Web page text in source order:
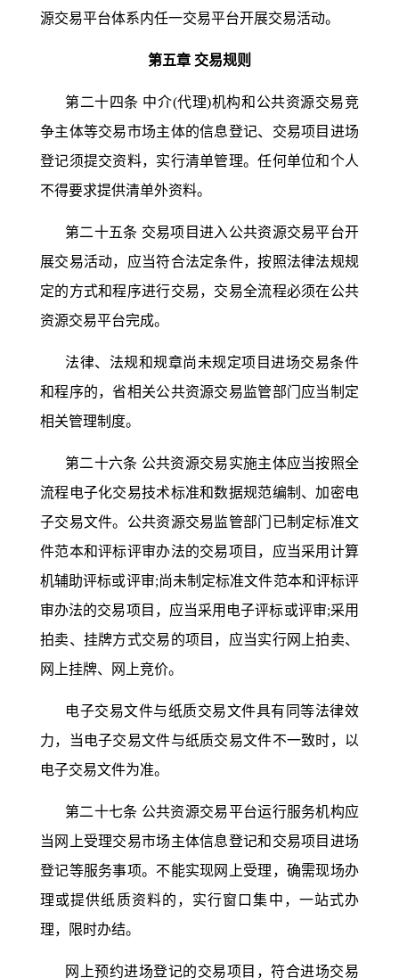
源交易平台体系内任一交易平台开展交易活动。
第五章 交易规则
第二十四条 中介(代理)机构和公共资源交易竞
争主体等交易市场主体的信息登记、交易项目进场
登记须提交资料，实行清单管理。任何单位和个人
不得要求提供清单外资料。
第二十五条 交易项目进入公共资源交易平台开
展交易活动，应当符合法定条件，按照法律法规规
定的方式和程序进行交易，交易全流程必须在公共
资源交易平台完成。
法律、法规和规章尚未规定项目进场交易条件
和程序的，省相关公共资源交易监管部门应当制定
相关管理制度。
第二十六条 公共资源交易实施主体应当按照全
流程电子化交易技术标准和数据规范编制、加密电
子交易文件。公共资源交易监管部门已制定标准文
件范本和评标评审办法的交易项目，应当采用计算
机辅助评标或评审;尚未制定标准文件范本和评标评
审办法的交易项目，应当采用电子评标或评审;采用
拍卖、挂牌方式交易的项目，应当实行网上拍卖、
网上挂牌、网上竞价。
电子交易文件与纸质交易文件具有同等法律效
力，当电子交易文件与纸质交易文件不一致时，以
电子交易文件为准。
第二十七条 公共资源交易平台运行服务机构应
当网上受理交易市场主体信息登记和交易项目进场
登记等服务事项。不能实现网上受理，确需现场办
理或提供纸质资料的，实行窗口集中，一站式办
理，限时办结。
网上预约进场登记的交易项目，符合进场交易